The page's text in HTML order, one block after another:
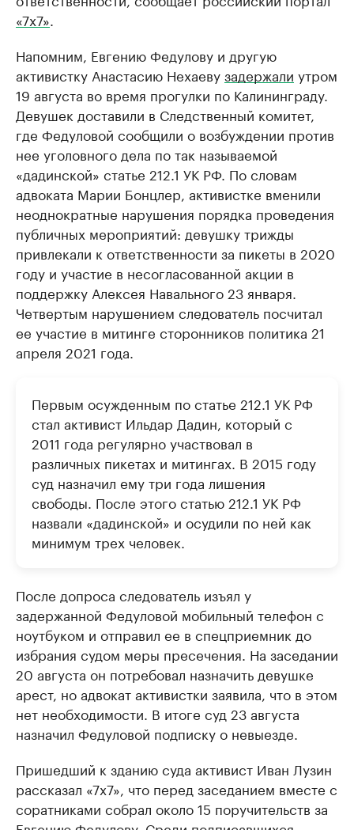
«7х7»
Напомним, Евгению Федулову и другую
активистку Анастасию Нехаевузадержали утром
19 августа во время прогулки по Калининграду.
Девушек доставили в Следственный комитет,
где Федуловой сообщили о возбуждении против
нее уголовного дела по так называемой
«дадинской» статье 212.1 УК РФ. По словам
адвоката Марии Бонцлер, активистке вменили
неоднократные нарушения порядка проведения
публичных мероприятий: девушку трижды
привлекали к ответственности за пикеты в 2020
году и участие в несогласованной акции в
поддержку Алексея Навального 23 января.
Четвертым нарушением следователь посчитал
ее участие в митинге сторонников политика 21
апреля 2021 года.
Первым осужденным по статье 212.1 УК РФ
стал активист Ильдар Дадин, который с
2011 года регулярно участвовал в
различных пикетах и митингах. В 2015 году
суд назначил ему три года лишения
свободы. После этого статью 212.1 УК РФ
назвали «дадинской» и осудили по ней как
минимум трех человек.
После допроса следователь изъял у
задержанной Федуловой мобильный телефон с
ноутбуком и отправил ее в спецприемник до
избрания судом меры пресечения. На заседании
20 августа он потребовал назначить девушке
арест, но адвокат активистки заявила, что в этом
нет необходимости. В итоге суд 23 августа
назначил Федуловой подписку о невыезде.
Пришедший к зданию суда активист Иван Лузин
рассказал «7х7», что перед заседанием вместе с
соратниками собрал около 15 поручительств за